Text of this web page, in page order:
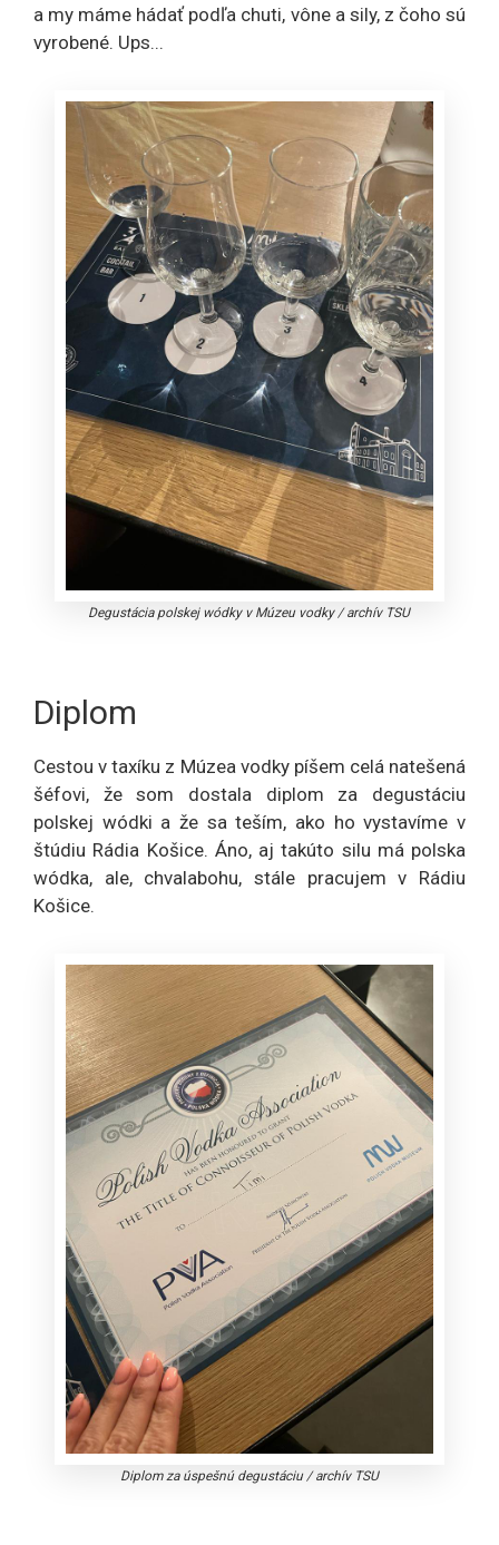
a my máme hádať podľa chuti, vône a sily, z čoho sú
vyrobené. Ups...
Degustácia polskej wódky v Múzeu vodky/archív TSU
Diplom
Cestou v taxíku z Múzea vodky píšem celá natešená
šéfovi, že som dostala diplom za degustáciu
polskej wódki a že sa teším, ako ho vystavíme v
štúdiu Rádia Košice. Áno, aj takúto silu má polska
wódka, ale, chvalabohu, stále pracujem v Rádiu
Košice.
Diplom za úspešnú degustáciu/archív TSU